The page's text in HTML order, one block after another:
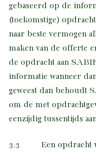
gebaseerd op de
(toekomstige)
naar beste vermogen
maken van de offerte
de opdracht aan
informatie wanneer
geweest dan behoudt
om de met
eenzijdig tussentijds
3.3 Een opdracht